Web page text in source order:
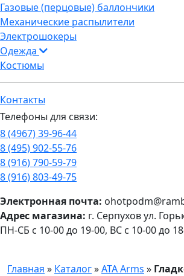
Газовые (перцовые) баллончики
Механические распылители
Электрошокеры
Одежда
Костюмы
Контакты
Телефоны для связи:
8 (4967) 39-96-44
8 (495) 902-55-76
8 (916) 790-59-79
8 (916) 803-49-75
ПН-СБ с 10-00 до 19-00, ВС с 10-00 до
Электронная почта:
Адрес магазина: г. Серпухов ул.
Главная » Каталог»ATA Arms »